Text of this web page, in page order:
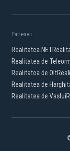
Parteneri:
Realitatea.NET
Realitatea de
Realitatea de Olt
Realitatea de
Realitatea de Vaslui